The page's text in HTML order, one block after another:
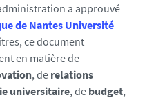
a approuvé
de Nantes Université
ce document
en matière de
, de relations
universitaire, de budget,